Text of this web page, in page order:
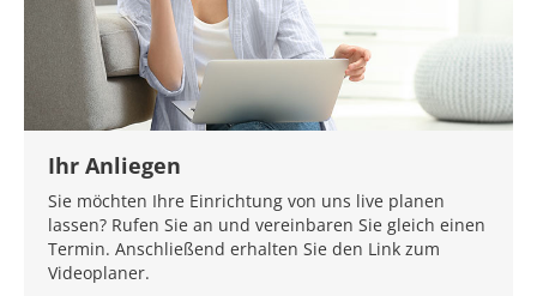
Ihr Anliegen
Sie möchten Ihre Einrichtung von uns live planen
lassen? Rufen Sie an und vereinbaren Sie gleich einen
Termin. Anschließend erhalten Sie den Link zum
Videoplaner.